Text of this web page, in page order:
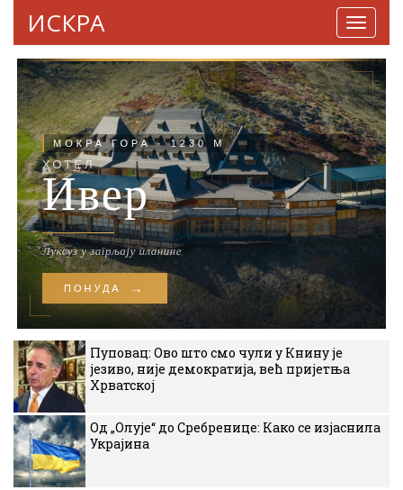
ИСКРА
Пуповац: Ово што смо чули у Книну је
језиво, није демократија, већ пријетња
Хрватској
Од „Олује“ до Сребренице: Како се изјаснила
Украјина